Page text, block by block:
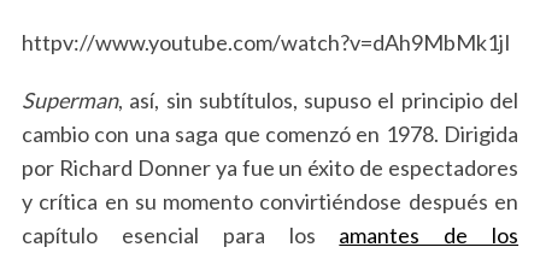
httpv://www.youtube.com/watch?v=dAh9MbMk1jI
Superman, así, sin subtítulos, supuso el principio del
cambio con una saga que comenzó en 1978. Dirigida
por Richard Donner ya fue un éxito de espectadores
y crítica en su momento convirtiéndose después en
capítulo esencial para los amantes de los